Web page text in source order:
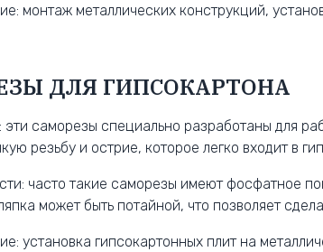
монтаж металлических конструкций,
ДЛЯ ГИПСОКАРТОНА
эти саморезы специально разработаны для
резьбу и острие, которое легко входит в
часто такие саморезы имеют фосфатное
может быть потайной, что позволяет
установка гипсокартонных плит на